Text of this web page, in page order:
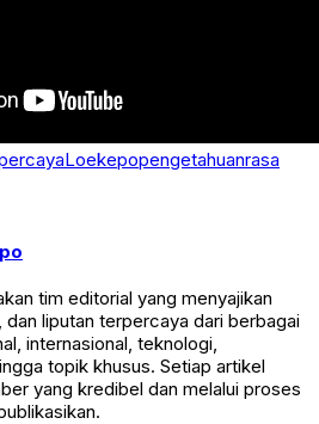
Loekepopengetahuanrasa
tim editorial yang menyajikan
liputan terpercaya dari berbagai
internasional, teknologi,
topik khusus. Setiap artikel
yang kredibel dan melalui proses